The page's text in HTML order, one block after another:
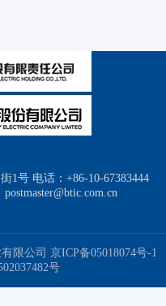
1号 电话：+86-10-67383444
限公司 京ICP备05018074号-1
号